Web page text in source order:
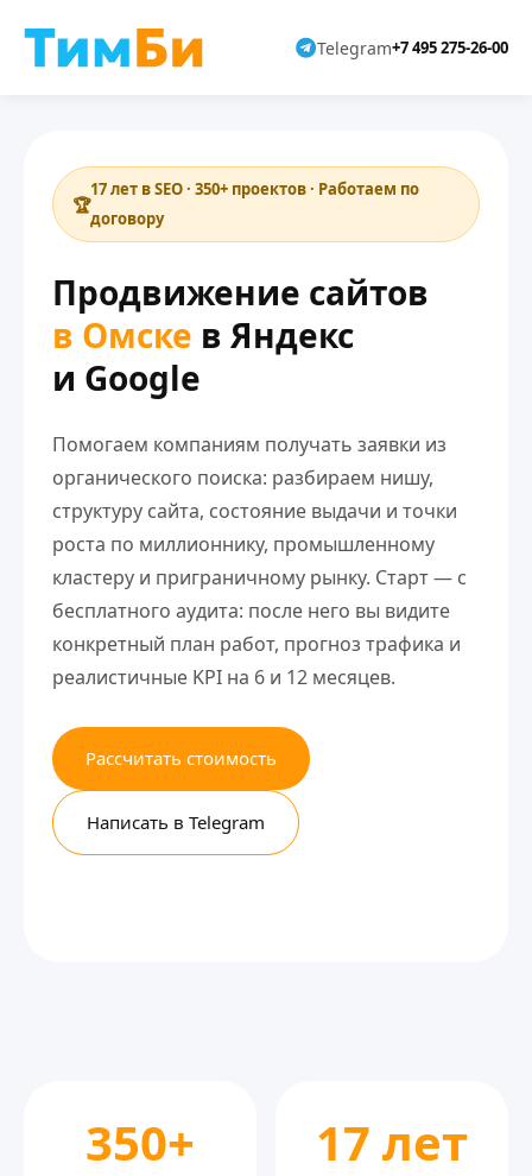
Telegram+7 495 275-26-00
17 лет в SEO · 350+ проектов · Работаем по
договору
Продвижение сайтов
в Омске в Яндекс
и Google
Помогаем компаниям получать заявки из
органического поиска: разбираем нишу,
структуру сайта, состояние выдачи и точки
роста по миллионнику, промышленному
кластеру и приграничному рынку. Старт — с
бесплатного аудита: после него вы видите
конкретный план работ, прогноз трафика и
реалистичные KPI на 6 и 12 месяцев.
Рассчитать стоимость
Написать в Telegram
350+ 17 лет